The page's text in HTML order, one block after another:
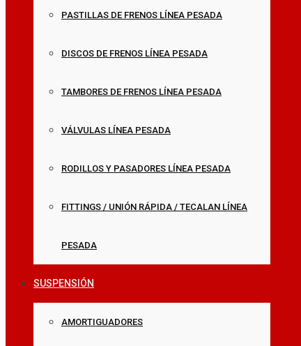
PASTILLAS DE FRENOS LÍNEA PESADA
DISCOS DE FRENOS LÍNEA PESADA
TAMBORES DE FRENOS LÍNEA PESADA
VÁLVULAS LÍNEA PESADA
RODILLOS Y PASADORES LÍNEA PESADA
FITTINGS / UNIÓN RÁPIDA / TECALAN LÍNEA
PESADA
SUSPENSIÓN
AMORTIGUADORES